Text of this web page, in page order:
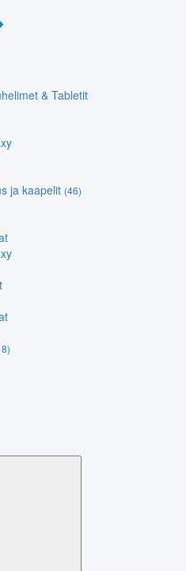
& Tabletit
ja kaapelit (46)